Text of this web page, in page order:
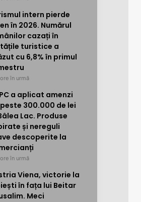
intern pierde
în 2026. Numărul
cazați în
turistice a
cu 6,8% în primul
în urmă
a aplicat amenzi
300.000 de lei
Lac. Produse
și nereguli
descoperite la
în urmă
Viena, victorie la
în fața lui Beitar
Meci